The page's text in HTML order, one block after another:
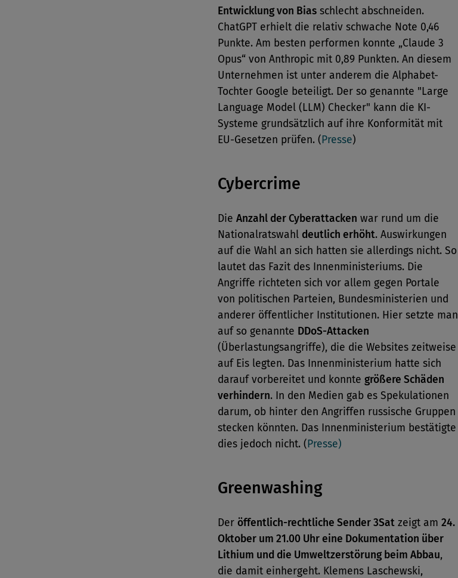
Entwicklung von Bias schlecht abschneiden.
ChatGPT erhielt die relativ schwache Note 0,46
Punkte. Am besten performen konnte „Claude 3
Opus“ von Anthropic mit 0,89 Punkten. An diesem
Unternehmen ist unter anderem die Alphabet-
Tochter Google beteiligt. Der so genannte "Large
Language Model (LLM) Checker" kann die KI-
Systeme grundsätzlich auf ihre Konformität mit
EU-Gesetzen prüfen. ( Presse)
Cybercrime
Die Anzahl der Cyberattacken war rund um die
Nationalratswahl deutlich erhöht. Auswirkungen
auf die Wahl an sich hatten sie allerdings nicht. So
lautet das Fazit des Innenministeriums. Die
Angriffe richteten sich vor allem gegen Portale
von politischen Parteien, Bundesministerien und
anderer öffentlicher Institutionen. Hier setzte man
auf so genannte DDoS-Attacken
(Überlastungsangriffe), die die Websites zeitweise
auf Eis legten. Das Innenministerium hatte sich
darauf vorbereitet und konnte größere Schäden
verhindern. In den Medien gab es Spekulationen
darum, ob hinter den Angriffen russische Gruppen
stecken könnten. Das Innenministerium bestätigte
dies jedoch nicht. ( Presse)
Greenwashing
Der öffentlich-rechtliche Sender 3Sat zeigt am 24.
Oktober um 21.00 Uhr eine Dokumentation über
Lithium und die Umweltzerstörung beim Abbau,
die damit einhergeht. Klemens Laschewski,